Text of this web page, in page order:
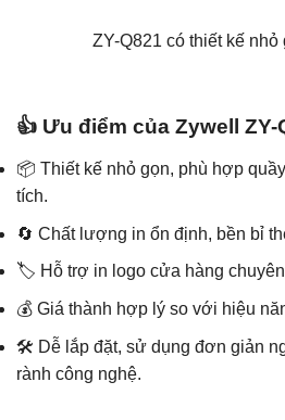
ZY-Q821 có thiết kế nhỏ
👍 Ưu điểm của Zywell ZY-
📦 Thiết kế nhỏ gọn, phù hợp
tích.
🔄 Chất lượng in ổn định, bền bỉ
🏷️ Hỗ trợ in logo cửa hàng
💰 Giá thành hợp lý so với hiệu
🛠️ Dễ lắp đặt, sử dụng đơn giản
rành công nghệ.